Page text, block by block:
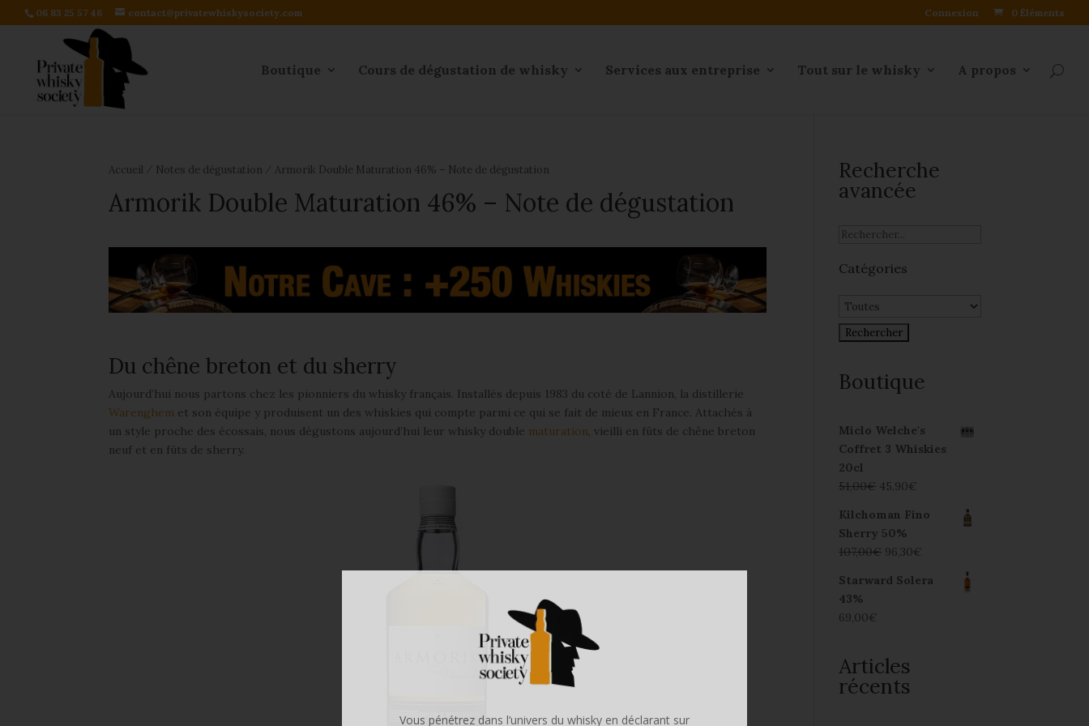
06 83 25 57 46 contact@privatewhiskysociety.com Connexion 0 Éléments
Boutique Cours de dégustation de whisky Services aux entreprise Tout sur le whisky A propos
Accueil Notes de dégustation Armorik Double Maturation 46% – Note de dégustation
Armorik Double Maturation 46% – Note de dégustation
Du chêne breton et du sherry
Aujourd’hui nous partons chez les pionniers du whisky français. Installés depuis 1983 du coté de Lannion, la distillerie
Warenghem et son équipe y produisent un des whiskies qui compte parmi ce qui se fait de mieux en France. Attachés à
un style proche des écossais, nous dégustons aujourd’hui leur whisky double maturation, vieilli en fûts de chêne breton
neuf et en fûts de sherry.
Recherche
avancée
Catégories
Boutique
Miclo Welche's
Coffret 3 Whiskies
20cl
51,00€ 45,90€
Kilchoman Fino
Sherry 50%
107,00€ 96,30€
Starward Solera
43%
69,00€
Articles
récents
Vous pénétrez dans l’univers du whisky en déclarant sur